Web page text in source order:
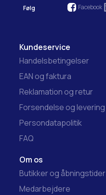
Følg Facebook
Kundeservice
Handelsbetingelser
EAN og faktura
Reklamation og retur
Forsendelse og levering
Persondatapolitik
FAQ
Om os
Butikker og åbningstider
Medarbejdere